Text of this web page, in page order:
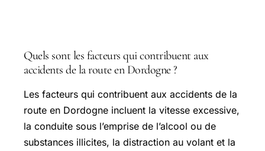
Quels sont les facteurs qui contribuent aux
accidents de la route en Dordogne ?
Les facteurs qui contribuent aux accidents de la
route en Dordogne incluent la vitesse excessive,
la conduite sous l’emprise de l’alcool ou de
substances illicites, la distraction au volant et la